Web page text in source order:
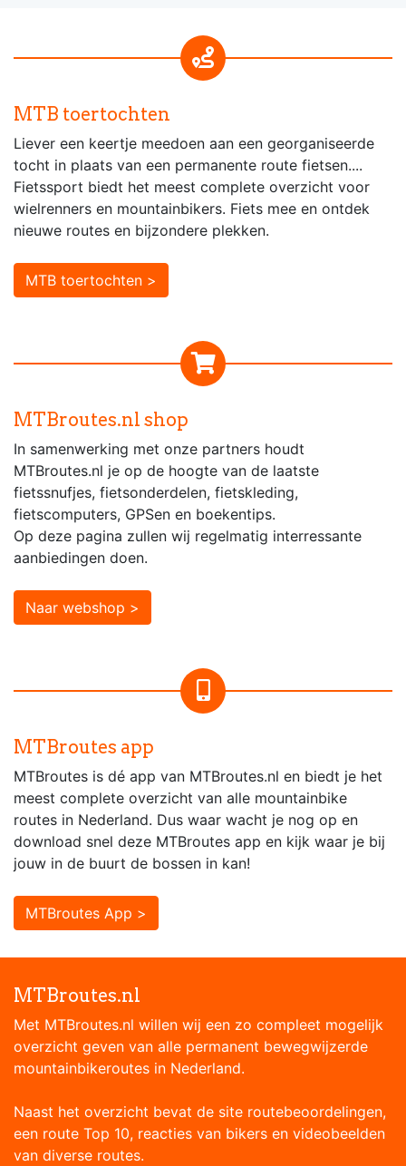
MTB toertochten
Liever een keertje meedoen aan een georganiseerde
tocht in plaats van een permanente route fietsen....
Fietssport biedt het meest complete overzicht voor
wielrenners en mountainbikers. Fiets mee en ontdek
nieuwe routes en bijzondere plekken.
MTB toertochten >
MTBroutes.nl shop
In samenwerking met onze partners houdt
MTBroutes.nl je op de hoogte van de laatste
fietssnufjes, fietsonderdelen, fietskleding,
fietscomputers, GPSen en boekentips.
Op deze pagina zullen wij regelmatig interressante
aanbiedingen doen.
Naar webshop >
MTBroutes app
MTBroutes is dé app van MTBroutes.nl en biedt je het
meest complete overzicht van alle mountainbike
routes in Nederland. Dus waar wacht je nog op en
download snel deze MTBroutes app en kijk waar je bij
jouw in de buurt de bossen in kan!
MTBroutes App >
MTBroutes.nl
Met MTBroutes.nl willen wij een zo compleet mogelijk
overzicht geven van alle permanent bewegwijzerde
mountainbikeroutes in Nederland.
Naast het overzicht bevat de site routebeoordelingen,
een route Top 10, reacties van bikers en videobeelden
van diverse routes.